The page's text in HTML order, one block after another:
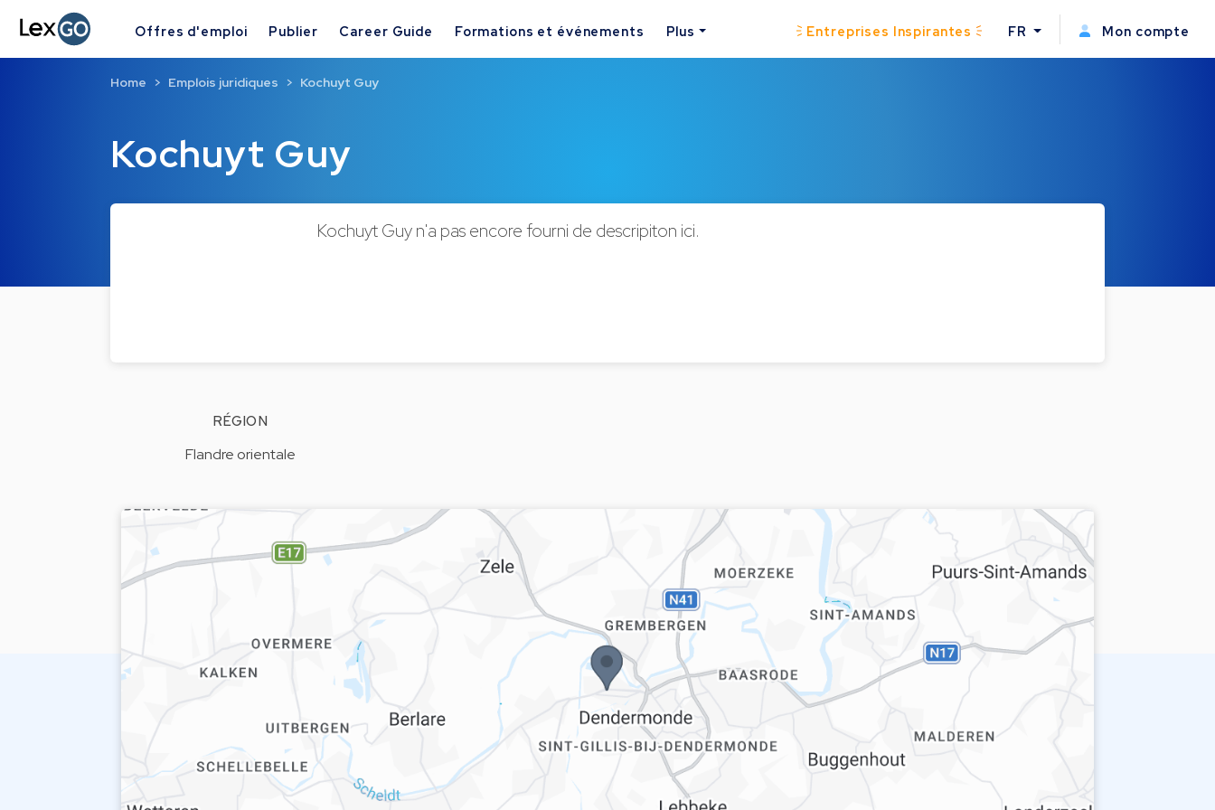
Offres d'emploi Publier Career Guide Formations et événements Plus Entreprises Inspirantes FR Mon compte
Kochuyt Guy
Home Emplois juridiques Kochuyt Guy
Kochuyt Guy n'a pas encore fourni de descripiton ici.
RÉGION
Flandre orientale